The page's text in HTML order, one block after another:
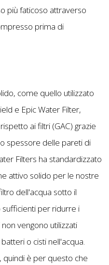
più faticoso attraverso
prima di
come quello utilizzato
e Epic Water Filter,
ai filtri (GAC) grazie
spessore delle pareti di
Filters ha standardizzato
attivo solido per le nostre
dell'acqua sotto il
sufficienti per ridurre i
vengono utilizzati
o cisti nell'acqua.
è per questo che